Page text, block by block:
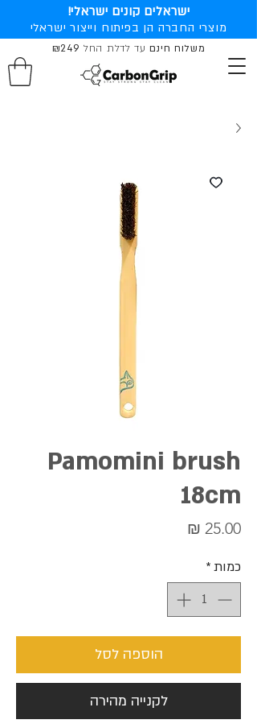
משלוח חינםעד לדלת החל ₪249
מוצרי החברה הן בפיתוח וייצור ישראלי
ישראלים קונים ישראלי!
Pamomini brush
18cm
כמות*
הוספה לסל
לקנייה מהירה